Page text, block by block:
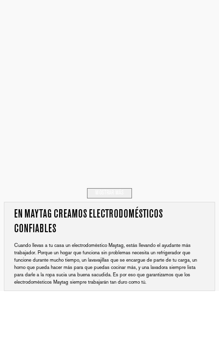
EN MAYTAG CREAMOS ELECTRODOMÉSTICOS
CONFIABLES
Cuando llevas a tu casa un electrodoméstico Maytag, estás llevando el ayudante más
trabajador. Porque un hogar que funciona sin problemas necesita un refrigerador que
funcione durante mucho tiempo, un lavavajillas que se encargue de parte de tu carga, un
horno que pueda hacer más para que puedas cocinar más, y una lavadora siempre lista
para darle a la ropa sucia una buena sacudida. Es por eso que garantizamos que los
electrodomésticos Maytag siempre trabajarán tan duro como tú.